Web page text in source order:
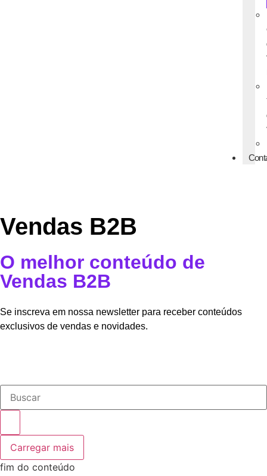
Vendas B2B
O melhor conteúdo de
Vendas B2B
Se inscreva em nossa newsletter para receber conteúdos
exclusivos de vendas e novidades.
Carregar mais
fim do conteúdo